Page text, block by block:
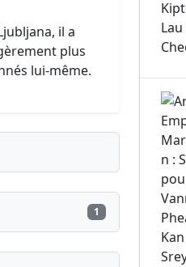
il a
plus
lui-même.
1